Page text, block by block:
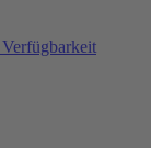
Verfügbarkeit